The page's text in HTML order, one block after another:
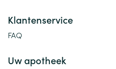
Klantenservice
FAQ
Uw apotheek